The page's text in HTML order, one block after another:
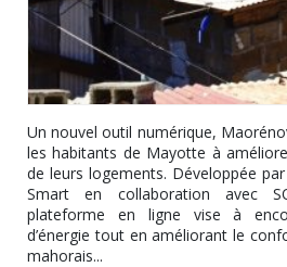
Un nouvel outil numérique,
les habitants de Mayotte à
de leurs logements. Développée
Smart en collaboration avec
plateforme en ligne vise à
d’énergie tout en améliorant le
mahorais...